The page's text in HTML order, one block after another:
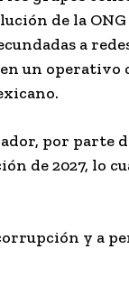
de la ONG
a
un operativo
por parte
de 2027, lo
y a